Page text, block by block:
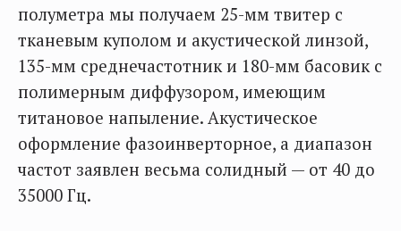
полуметра мы получаем 25-мм твитер с
тканевым куполом и акустической линзой,
135-мм среднечастотник и 180-мм басовик с
полимерным диффузором, имеющим
титановое напыление. Акустическое
оформление фазоинверторное, а диапазон
частот заявлен весьма солидный — от 40 до
35000 Гц.